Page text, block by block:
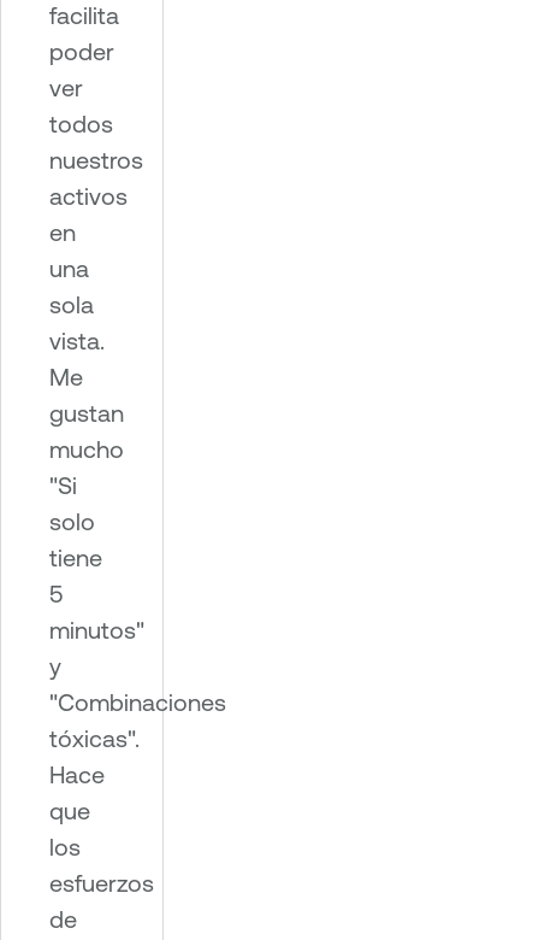
facilita
poder
ver
todos
nuestros
activos
en
una
sola
vista.
Me
gustan
mucho
"Si
solo
tiene
5
minutos"
y
"Combinaciones
tóxicas".
Hace
que
los
esfuerzos
de